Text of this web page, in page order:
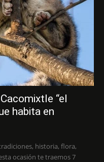
“el
habita en
historia, flora,
ocasión te traemos 7